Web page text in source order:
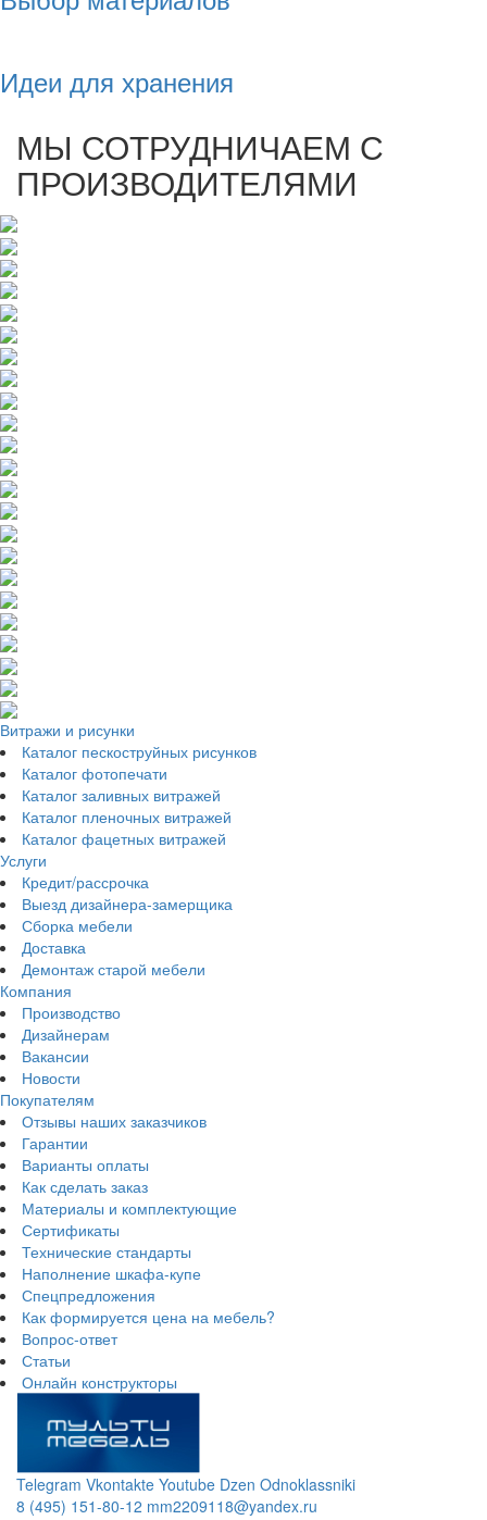
Идеи для хранения
МЫ СОТРУДНИЧАЕМ С
ПРОИЗВОДИТЕЛЯМИ
Витражи и рисунки
Каталог пескоструйных рисунков
Каталог фотопечати
Каталог заливных витражей
Каталог пленочных витражей
Каталог фацетных витражей
Услуги
Кредит/рассрочка
Выезд дизайнера-замерщика
Сборка мебели
Доставка
Демонтаж старой мебели
Компания
Производство
Дизайнерам
Вакансии
Новости
Покупателям
Отзывы наших заказчиков
Гарантии
Варианты оплаты
Как сделать заказ
Материалы и комплектующие
Сертификаты
Технические стандарты
Наполнение шкафа-купе
Спецпредложения
Как формируется цена на мебель?
Вопрос-ответ
Статьи
Онлайн конструкторы
Telegram Vkontakte Youtube Dzen Odnoklassniki
8 (495) 151-80-12 mm2209118@yandex.ru